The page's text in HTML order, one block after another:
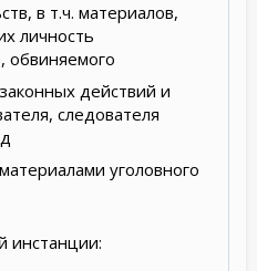
в т.ч. материалов,
личность
обвиняемого
действий и
следователя
уголовного
инстанции: